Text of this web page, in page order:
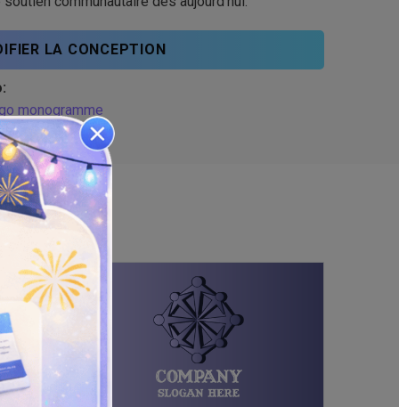
LA CONCEPTION
monogramme